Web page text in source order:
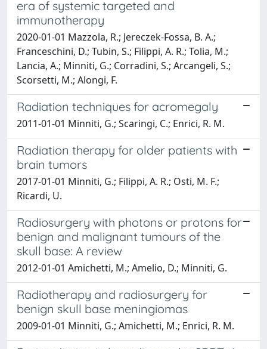
era of systemic targeted and
immunotherapy
2020-01-01 Mazzola, R.; Jereczek-Fossa, B. A.;
Franceschini, D.; Tubin, S.; Filippi, A. R.; Tolia, M.;
Lancia, A.; Minniti, G.; Corradini, S.; Arcangeli, S.;
Scorsetti, M.; Alongi, F.
Radiation techniques for acromegaly
2011-01-01 Minniti, G.; Scaringi, C.; Enrici, R. M.
Radiation therapy for older patients with
brain tumors
2017-01-01 Minniti, G.; Filippi, A. R.; Osti, M. F.;
Ricardi, U.
Radiosurgery with photons or protons for
benign and malignant tumours of the
skull base: A review
2012-01-01 Amichetti, M.; Amelio, D.; Minniti, G.
Radiotherapy and radiosurgery for
benign skull base meningiomas
2009-01-01 Minniti, G.; Amichetti, M.; Enrici, R. M.